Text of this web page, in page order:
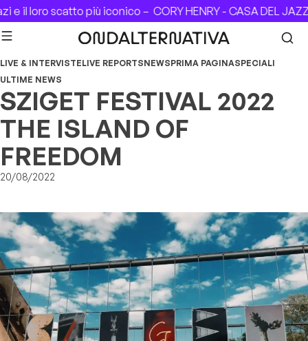
Skip to content
scatto più iconico –CORY HENRY - CASA DEL JAZZ
LIVE & INTERVISTELIVE REPORTSNEWSPRIMA PAGINASPECIALI
ULTIME NEWS
SZIGET FESTIVAL 2022
THE ISLAND OF
FREEDOM
20/08/2022